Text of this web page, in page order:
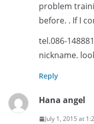
problem
before. . If I
tel.086-
nickname.
Reply
Hana angel
July 1, 2015 at